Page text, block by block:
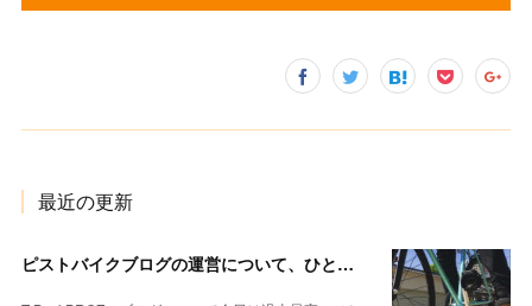
最近の更新
ピストバイクブログの運営について、ひとりごと。ぼくの「T-BackBROZ」